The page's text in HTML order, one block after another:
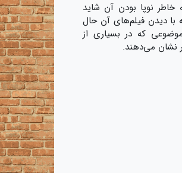
خاطر نوپا بودن آن شاید
با دیدن فیلم‌های آن حال
که در بسیاری از
نشان می‌دهند.